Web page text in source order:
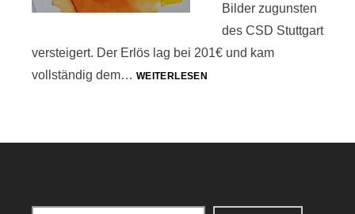
Bilder zugunsten
des CSD Stuttgart
versteigert. Der Erlös lag bei 201€ und kam
vollständig dem… WEITERLESENCSD-